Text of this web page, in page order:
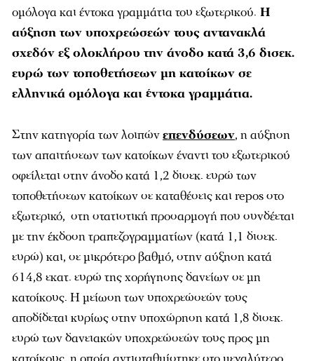
ομόλογα και έντοκα γραμμάτια του εξωτερικού. Η
αύξηση των υποχρεώσεών τους αντανακλά
σχεδόν εξ ολοκλήρου την άνοδο κατά 3,6 δισεκ.
ευρώ των τοποθετήσεων μη κατοίκων σε
ελληνικά ομόλογα και έντοκα γραμμάτια.
Στην κατηγορία των λοιπώνεπενδύσεων, η αύξηση
των απαιτήσεων των κατοίκων έναντι του εξωτερικού
οφείλεται στην άνοδο κατά 1,2 δισεκ. ευρώ των
τοποθετήσεων κατοίκων σε καταθέσεις και repos στο
εξωτερικό, στη στατιστική προσαρμογή που συνδέεται
με την έκδοση τραπεζογραμματίων (κατά 1,1 δισεκ.
ευρώ) και, σε μικρότερο βαθμό, στην αύξηση κατά
614,8 εκατ. ευρώ της χορήγησης δανείων σε μη
κατοίκους. Η μείωση των υποχρεώσεών τους
αποδίδεται κυρίως στην υποχώρηση κατά 1,8 δισεκ.
ευρώ των δανειακών υποχρεώσεών τους προς μη